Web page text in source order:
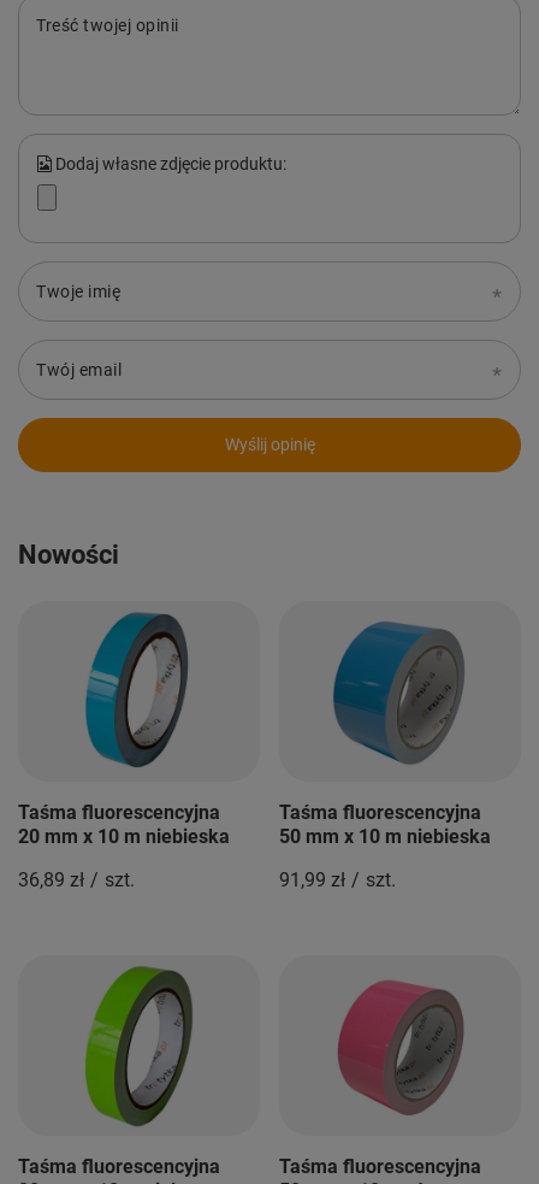
Treść twojej opinii
Dodaj własne zdjęcie produktu:
Twoje imię
Twój email
Wyślij opinię
Nowości
Taśma fluorescencyjna
20 mm x 10 m niebieska
36,89 zł / szt.
Taśma fluorescencyjna
50 mm x 10 m niebieska
91,99 zł / szt.
Taśma fluorescencyjna
Taśma fluorescencyjna